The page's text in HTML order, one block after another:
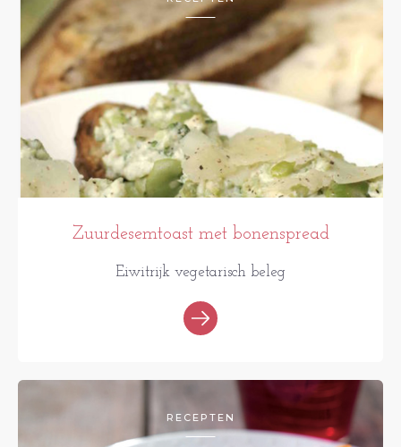
Zuurdesemtoast met bonenspread
Eiwitrijk vegetarisch beleg
RECEPTEN